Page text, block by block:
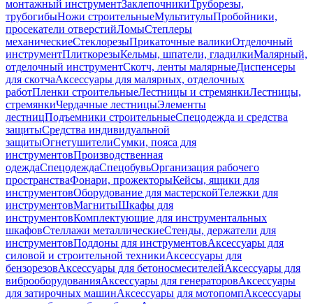
монтажный инструментЗаклепочникиТруборезы,
трубогибыНожи строительныеМультитулыПробойники,
просекатели отверстийЛомыСтеплеры
механическиеСтеклорезыПрикаточные валикиОтделочный
инструментПлиткорезыКельмы, шпатели, гладилкиМалярный,
отделочный инструментСкотч, ленты малярныеДиспенсеры
для скотчаАксессуары для малярных, отделочных
работПленки строительныеЛестницы и стремянкиЛестницы,
стремянкиЧердачные лестницыЭлементы
лестницПодъемники строительныеСпецодежда и средства
защитыСредства индивидуальной
защитыОгнетушителиСумки, пояса для
инструментовПроизводственная
одеждаСпецодеждаСпецобувьОрганизация рабочего
пространстваФонари, прожекторыКейсы, ящики для
инструментовОборудование для мастерскойТележки для
инструментовМагнитыШкафы для
инструментовКомплектующие для инструментальных
шкафовСтеллажи металлическиеСтенды, держатели для
инструментовПоддоны для инструментовАксессуары для
силовой и строительной техникиАксессуары для
бензорезовАксессуары для бетоносмесителейАксессуары для
виброоборудованияАксессуары для генераторовАксессуары
для затирочных машинАксессуары для мотопомпАксессуары